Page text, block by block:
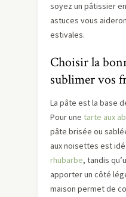
soyez un pâtissier
astuces vous
estivales.
Choisir la
sublimer vos
La pâte est la base
Pour une tarte aux
pâte brisée ou
aux noisettes est
rhubarbe, tandis
apporter un côté
maison permet de